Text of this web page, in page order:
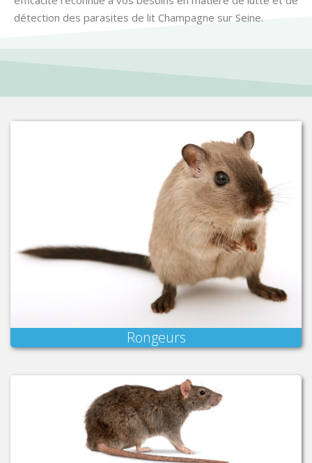
détection des parasites de lit Champagne sur Seine.
Rongeurs